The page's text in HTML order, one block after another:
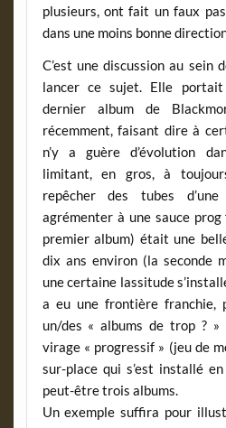
plusieurs, ont fait un faux
dans une moins bonne
C’est une discussion au sein
lancer ce sujet. Elle
dernier album de
récemment, faisant dire à
n’y a guère d’évolution
limitant, en gros, à
repêcher des tubes
agrémenter à une sauce
premier album) était une
dix ans environ (la seconde
une certaine lassitude
a eu une frontière franchie,
un/des « albums de trop ?
virage « progressif » (jeu de
sur-place qui s’est installé en
peut-être trois albums.
Un exemple suffira pour